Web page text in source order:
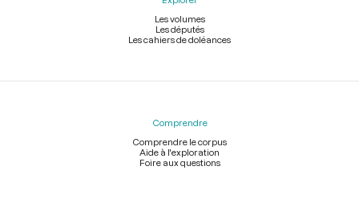
Les volumes
Les députés
Les cahiers de doléances
Comprendre
Comprendre le corpus
Aide à l'exploration
Foire aux questions